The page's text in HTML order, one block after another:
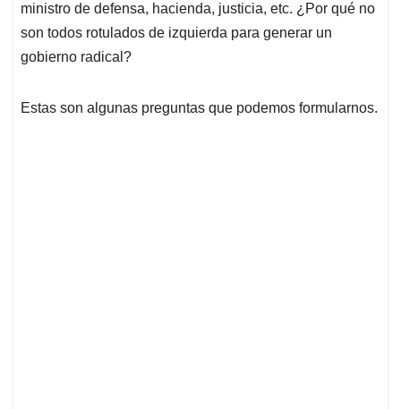
ministro de defensa, hacienda, justicia, etc. ¿Por qué no
son todos rotulados de izquierda para generar un
gobierno radical?
Estas son algunas preguntas que podemos formularnos.